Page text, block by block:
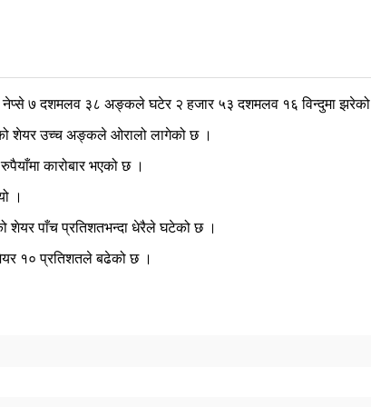
नेप्से ७ दशमलव ३८ अङ्कले घटेर २ हजार ५३ दशमलव १६ विन्दुमा
शेयर उच्च अङ्कले ओरालो लागेको छ ।
कारोबार भएको छ ।
।
शेयर पाँच प्रतिशतभन्दा धेरैले घटेको छ ।
शेयर १० प्रतिशतले बढेको छ ।